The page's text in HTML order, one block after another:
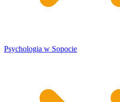
Psychologia w Sopocie